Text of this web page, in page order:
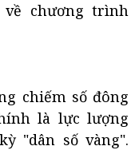
chương trình
chiếm số đông
là lực lượng
"dân số vàng".